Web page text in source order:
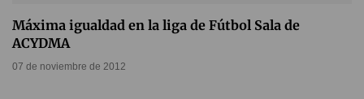
Máxima igualdad en la liga de Fútbol Sala de
ACYDMA
07 de noviembre de 2012